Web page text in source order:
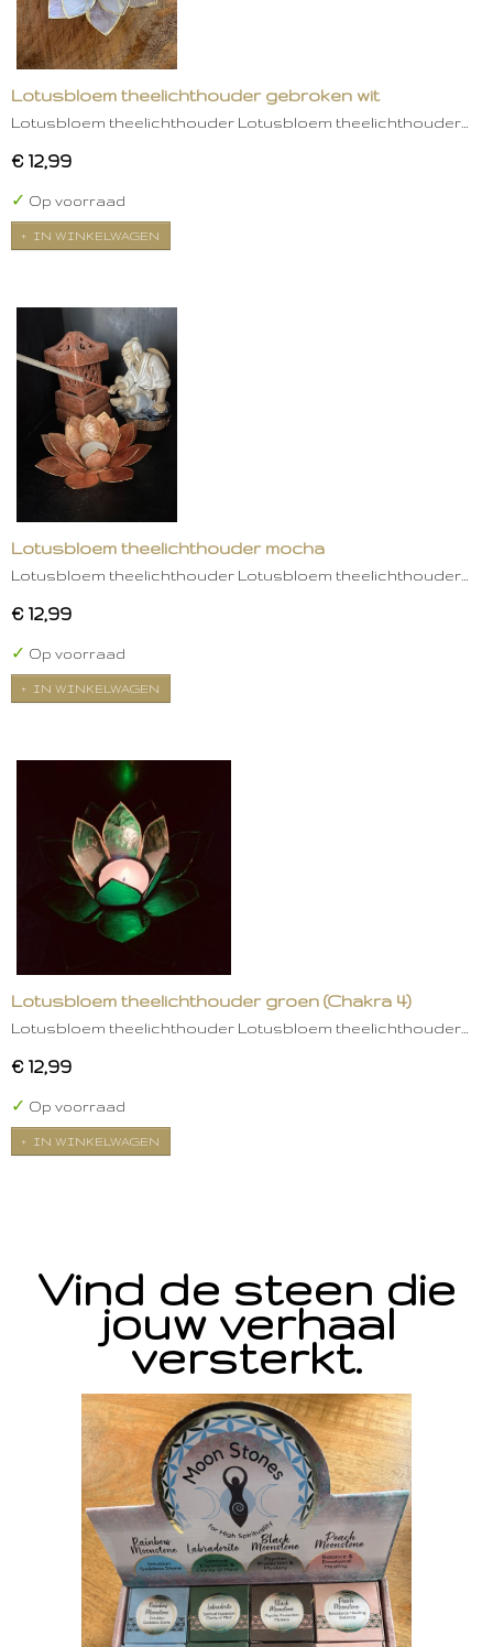
Lotusbloem theelichthouder gebroken wit
Lotusbloem theelichthouder Lotusbloem theelichthouder…
€ 12,99
✓ Op voorraad
IN WINKELWAGEN
Lotusbloem theelichthouder mocha
Lotusbloem theelichthouder Lotusbloem theelichthouder…
€ 12,99
✓ Op voorraad
IN WINKELWAGEN
Lotusbloem theelichthouder groen (Chakra 4)
Lotusbloem theelichthouder Lotusbloem theelichthouder…
€ 12,99
✓ Op voorraad
IN WINKELWAGEN
Vind de steen die
jouw verhaal
versterkt.